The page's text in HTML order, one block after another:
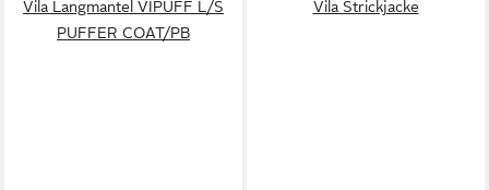
Vila Langmantel VIPUFF L/S
PUFFER COAT/PB
Vila Strickjacke